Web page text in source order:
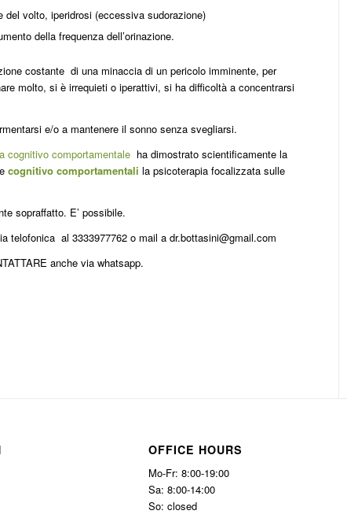
del volto, iperidrosi (eccessiva sudorazione)
della frequenza dell’orinazione.
costante di una minaccia di un pericolo imminente, per
molto, si è irrequieti o iperattivi, si ha difficoltà a concentrarsi
e/o a mantenere il sonno senza svegliarsi.
cognitivo comportamentale ha dimostrato scientificamente la
cognitivo comportamentali la psicoterapia focalizzata sulle
sopraffatto. E’ possibile.
telofonica al 3333977762 o mail a dr.bottasini@gmail.com
anche via whatsapp.
OFFICE HOURS
Mo-Fr: 8:00-19:00
Sa: 8:00-14:00
So: closed